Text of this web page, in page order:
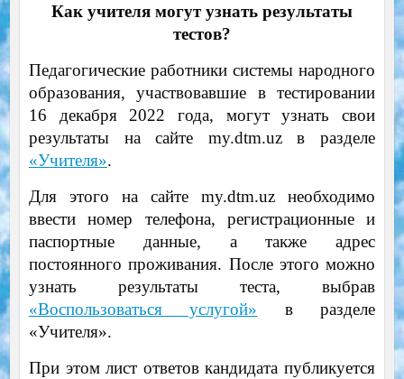
Как учителя могут узнать результаты
тестов?
Педагогические работники системы народного
образования, участвовавшие в тестировании
16 декабря 2022 года, могут узнать свои
результаты на сайте my.dtm.uz в разделе
«Учителя».
Для этого на сайте my.dtm.uz необходимо
ввести номер телефона, регистрационные и
паспортные данные, а также адрес
постоянного проживания. После этого можно
узнать результаты теста, выбрав
«Воспользоваться услугой» в разделе
«Учителя».
При этом лист ответов кандидата публикуется